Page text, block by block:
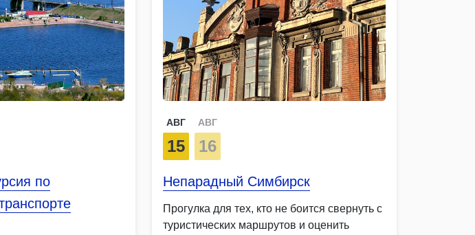
по
АВГ
15
АВГ
16
Непарадный Симбирск
Прогулка для тех, кто не боится свернуть с
туристических маршрутов и оценить